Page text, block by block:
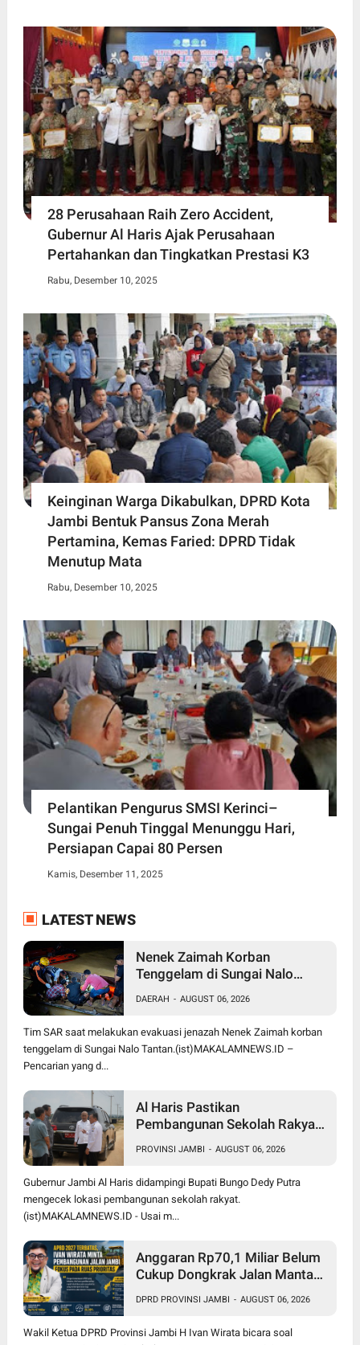
28 Perusahaan Raih Zero Accident,
Gubernur Al Haris Ajak Perusahaan
Pertahankan dan Tingkatkan Prestasi K3
Rabu, Desember 10, 2025
Keinginan Warga Dikabulkan, DPRD Kota
Jambi Bentuk Pansus Zona Merah
Pertamina, Kemas Faried: DPRD Tidak
Menutup Mata
Rabu, Desember 10, 2025
Pelantikan Pengurus SMSI Kerinci–
Sungai Penuh Tinggal Menunggu Hari,
Persiapan Capai 80 Persen
Kamis, Desember 11, 2025
LATEST NEWS
Nenek Zaimah Korban
Tenggelam di Sungai Nalo
Dunia 3 Km dari Lokasi Awal
DAERAH - AUGUST 06, 2026
Tim SAR saat melakukan evakuasi jenazah Nenek Zaimah korban
tenggelam di Sungai Nalo Tantan.(ist)MAKALAMNEWS.ID –
Pencarian yang d...
Al Haris Pastikan
Pembangunan Sekolah Rakyat
Manfaat bagi Masyarakat
PROVINSI JAMBI - AUGUST 06, 2026
Gubernur Jambi Al Haris didampingi Bupati Bungo Dedy Putra
mengecek lokasi pembangunan sekolah rakyat.
(ist)MAKALAMNEWS.ID - Usai m...
Anggaran Rp70,1 Miliar Belum
Cukup Dongkrak Jalan Mantap
Pemprov Jemput Dana Pusat
DPRD PROVINSI JAMBI - AUGUST 06, 2026
Wakil Ketua DPRD Provinsi Jambi H Ivan Wirata bicara soal